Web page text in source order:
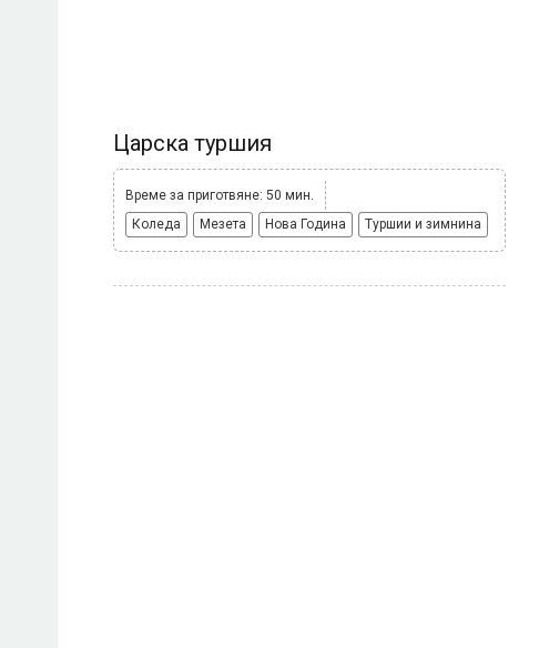
Царска туршия
Време за приготвяне: 50 мин.
Коледа
Мезета Нова Година Туршии и зимнина